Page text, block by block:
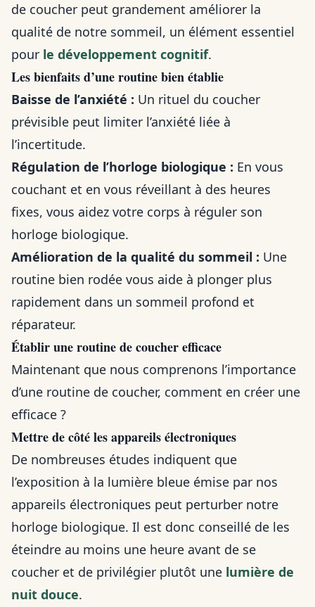
de coucher peut grandement améliorer la
qualité de notre sommeil, un élément essentiel
pour le développement cognitif.
Les bienfaits d’une routine bien établie
Baisse de l’anxiété : Un rituel du coucher
prévisible peut limiter l’anxiété liée à
l’incertitude.
Régulation de l’horloge biologique : En vous
couchant et en vous réveillant à des heures
fixes, vous aidez votre corps à réguler son
horloge biologique.
Amélioration de la qualité du sommeil : Une
routine bien rodée vous aide à plonger plus
rapidement dans un sommeil profond et
réparateur.
Établir une routine de coucher efficace
Maintenant que nous comprenons l’importance
d’une routine de coucher, comment en créer une
efficace ?
Mettre de côté les appareils électroniques
De nombreuses études indiquent que
l’exposition à la lumière bleue émise par nos
appareils électroniques peut perturber notre
horloge biologique. Il est donc conseillé de les
éteindre au moins une heure avant de se
coucher et de privilégier plutôt une lumière de
nuit douce.